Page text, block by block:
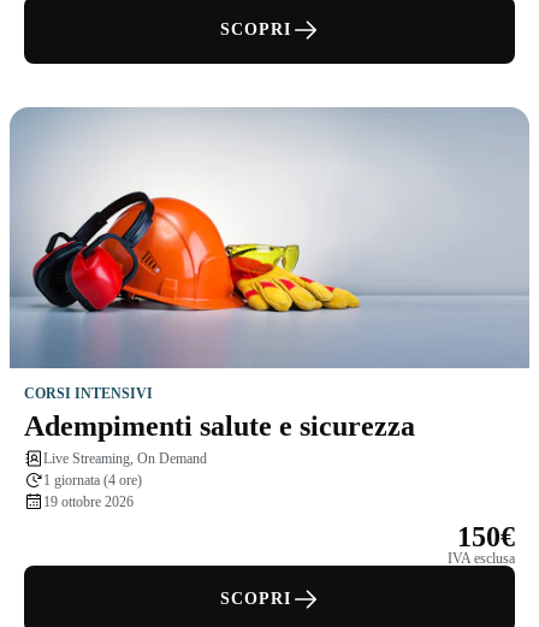
SCOPRI
CORSI INTENSIVI
Adempimenti salute e sicurezza
Live Streaming, On Demand
1 giornata (4 ore)
19 ottobre 2026
150€
IVA esclusa
SCOPRI